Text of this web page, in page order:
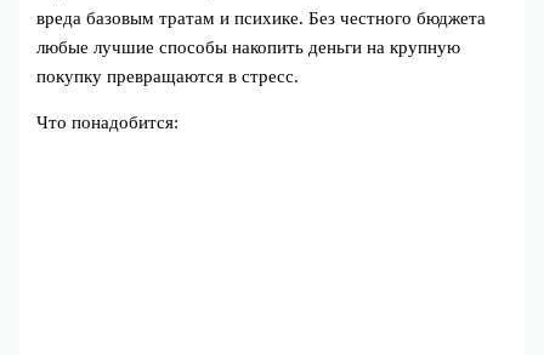
вреда базовым тратам и психике. Без честного бюджета
любые лучшие способы накопить деньги на крупную
покупку превращаются в стресс.
Что понадобится: